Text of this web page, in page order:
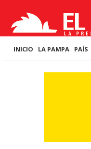
INICIO LA PAMPA PAÍS